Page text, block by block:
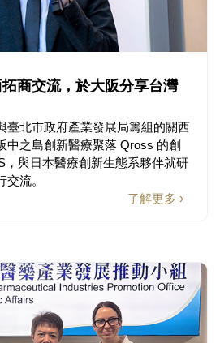
商交流，於大阪分享台灣
臺北市政府產業發展局籌組的關西
中之島創新醫療聚落 Qross 的創
，與日本醫療創新生態系夥伴就研
流。
了解更多 ›